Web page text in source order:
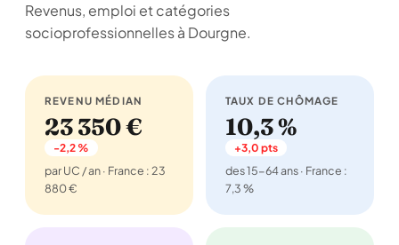
Revenus, emploi et catégories
socioprofessionnelles à Dourgne.
REVENU MÉDIAN
23 350 €
-2,2 %
par UC / an · France : 23
880 €
TAUX DE CHÔMAGE
10,3 %
+3,0 pts
des 15-64 ans · France :
7,3 %